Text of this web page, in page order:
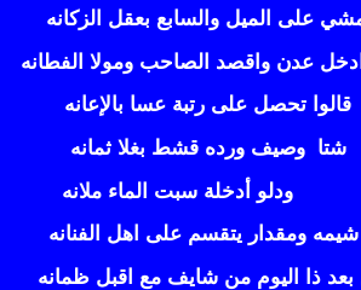
على الميل والسابع بعقل الزكانه
عدن واقصد الصاحب ومولا الفطانه
قالوا تحصل على رتبة عسا بالإعانه
شتا وصيف ورده قشط بغلا ثمانه
ودلو أدخلة سبت الماء ملانه
ومقدار يتقسم على اهل الفنانه
ذا اليوم من شايف مع اقبل ظمانه